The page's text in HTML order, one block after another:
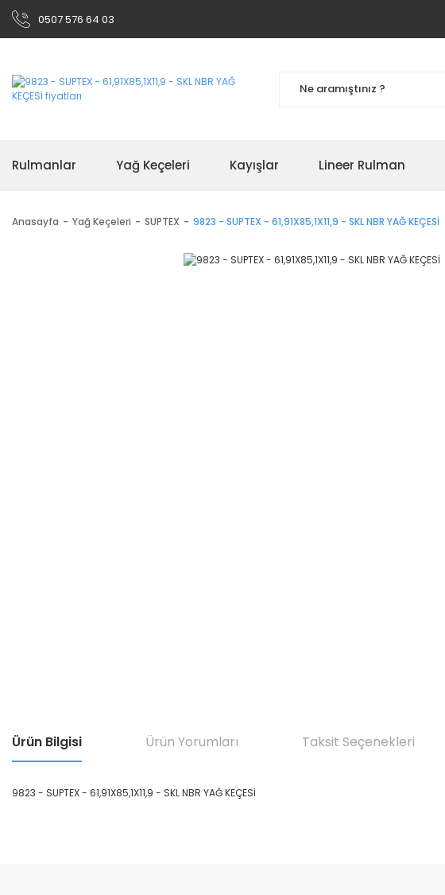
0507 576 64 03
Rulmanlar Yağ Keçeleri Kayışlar Lineer Rulman
Anasayfa Yağ Keçeleri SUPTEX 9823 - SUPTEX - 61,91X85,1X11,9 - SKL NBR YAĞ KEÇESİ
Ürün Bilgisi Ürün Yorumları Taksit Seçenekleri
9823 - SUPTEX - 61,91X85,1X11,9 - SKL NBR YAĞ KEÇESİ